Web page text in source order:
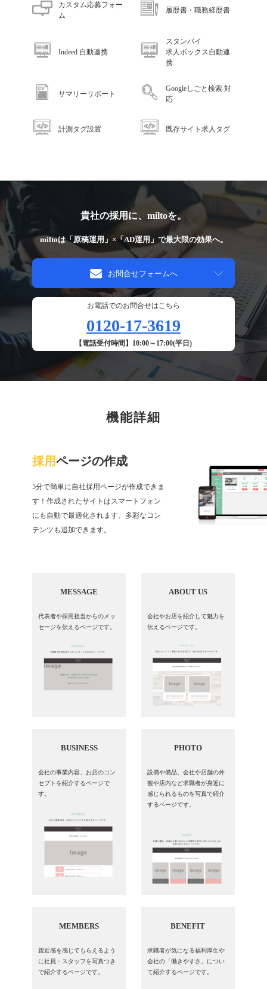
カスタム応募フォー
ム
履歴書・職務経歴書
Indeed 自動連携
スタンバイ
求人ボックス自動連
携
サマリーリポート
Googleしごと検索 対
応
計測タグ設置 既存サイト求人タグ
貴社の採用に、miltoを。
miltoは「原稿運用」×「AD運用」で最大限の効果へ。
お問合せフォームへ
お電話でのお問合せはこちら
0120-17-3619
【電話受付時間】10:00～17:00(平日)
機能詳細
採用ページの作成
5分で簡単に自社採用ページが作成できま
す！作成されたサイトはスマートフォン
にも自動で最適化されます、多彩なコン
テンツも追加できます。
MESSAGE
代表者や採用担当からのメッ
セージを伝えるページです。
ABOUT US
会社やお店を紹介して魅力を
伝えるページです。
BUSINESS
会社の事業内容、お店のコン
セプトを紹介するページで
す。
PHOTO
設備や備品、会社や店舗の外
観や店内など求職者が身近に
感じられるものを写真で紹介
するページです。
MEMBERS
親近感を感じてもらえるよう
に社員・スタッフを写真つき
で紹介するページです。
BENEFIT
求職者が気になる福利厚生や
会社の「働きやすさ」につい
て紹介するページです。